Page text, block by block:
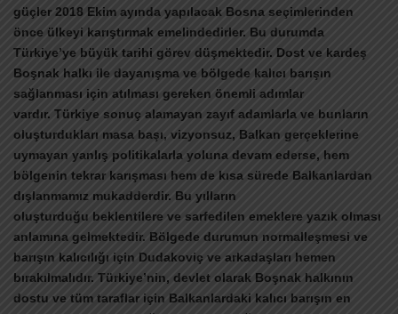
güçler 2018 Ekim ayında yapılacak Bosna seçimlerinden
önce ülkeyi karıştırmak emelindedirler. Bu durumda
Türkiye’ye büyük tarihi görev düşmektedir. Dost ve kardeş
Boşnak halkı ile dayanışma ve bölgede kalıcı barışın
sağlanması için atılması gereken önemli adımlar
vardır. Türkiye sonuç alamayan zayıf adamlarla ve bunların
oluşturdukları masa başı, vizyonsuz, Balkan gerçeklerine
uymayan yanlış politikalarla yoluna devam ederse, hem
bölgenin tekrar karışması hem de kısa sürede Balkanlardan
dışlanmamız mukadderdir. Bu yılların
oluşturduğu beklentilere ve sarfedilen emeklere yazık olması
anlamına gelmektedir. Bölgede durumun normalleşmesi ve
barışın kalıcılığı için Dudakoviç ve arkadaşları hemen
bırakılmalıdır. Türkiye’nin, devlet olarak Boşnak halkının
dostu ve tüm taraflar için Balkanlardaki kalıcı barışın en